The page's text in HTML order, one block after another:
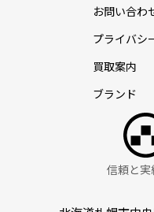
お問い合わ
プライバシ
買取案内
ブランド
信頼と実